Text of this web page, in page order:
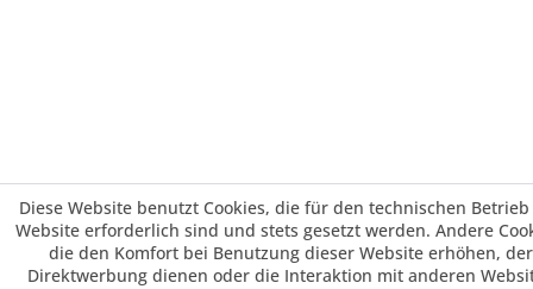
Diese Website benutzt Cookies, die für den technischen
Website erforderlich sind und stets gesetzt werden. Andere
die den Komfort bei Benutzung dieser Website erhöhen, der
Direktwerbung dienen oder die Interaktion mit anderen